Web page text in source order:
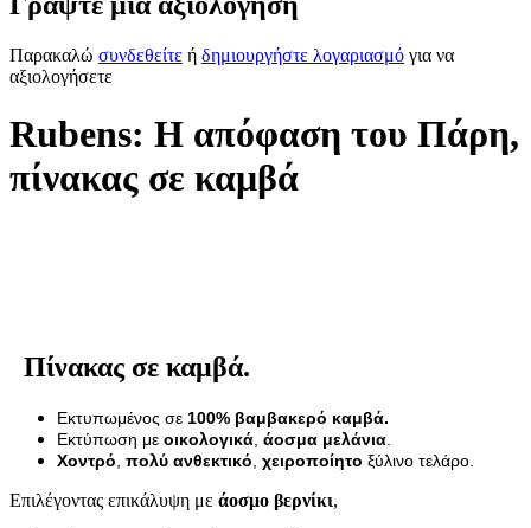
Παρακαλώ συνδεθείτε ή δημιουργήστε λογαριασμό για να
αξιολογήσετε
Rubens: Η απόφαση του Πάρη,
πίνακας σε καμβά
Πίνακας σε καμβά.
Εκτυπωμένος σε 100% βαμβακερό καμβά.
Εκτύπωση με οικολογικά άοσμα μελάνια
Χοντρό πολύ ανθεκτικό χειροποίητο ξύλινο τελάρο.
Επιλέγοντας επικάλυψη με άοσμο βερνίκι,